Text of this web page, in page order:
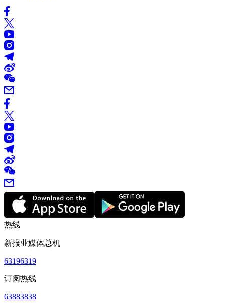
热线
新报业媒体总机
63196319
订阅热线
63883838